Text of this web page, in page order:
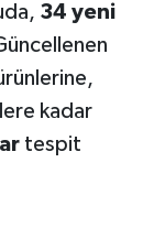
34 yeni
kadar
tespit